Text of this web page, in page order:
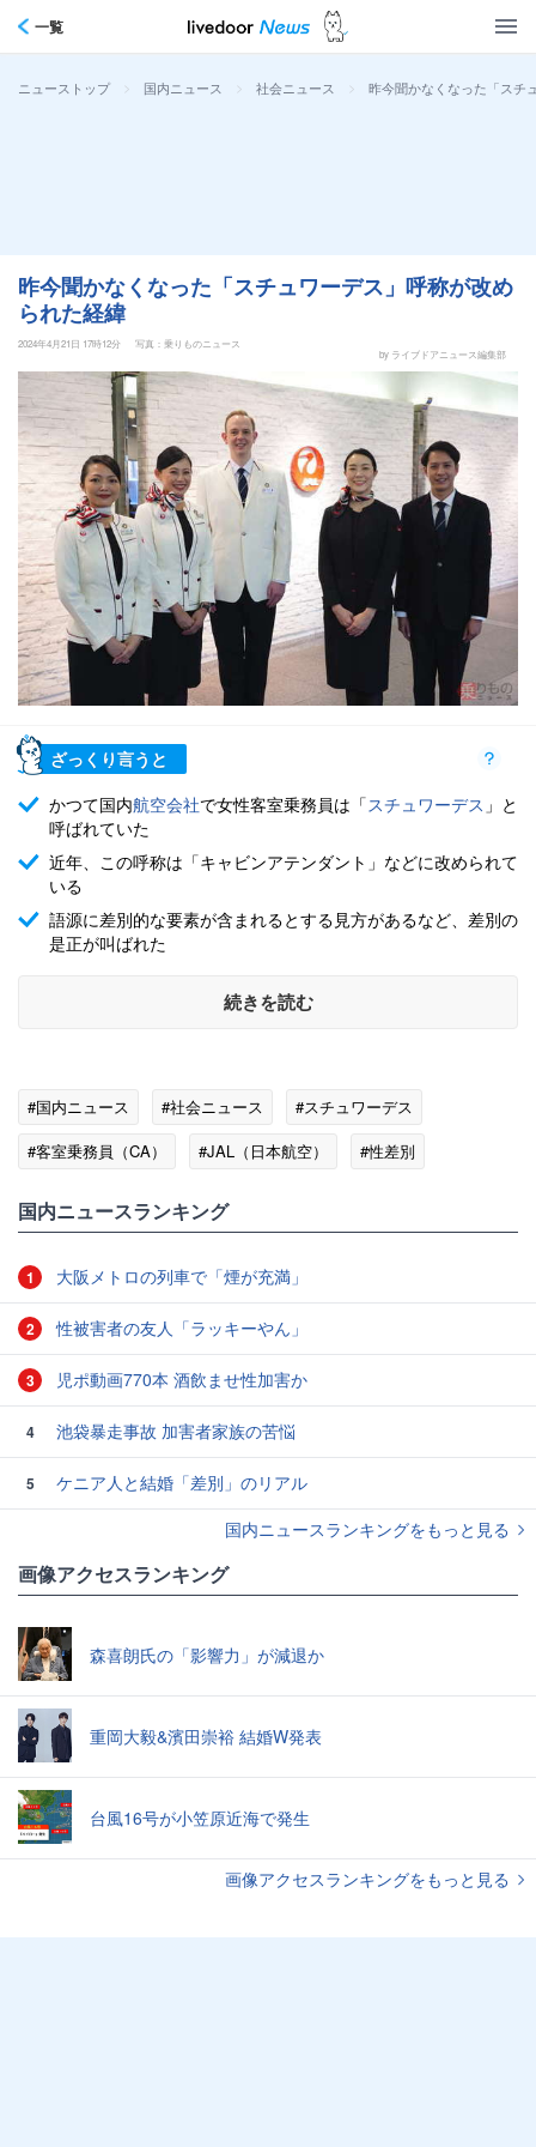
一覧
ニューストップ > 国内ニュース > 社会ニュース > 昨今聞かなくなった「スチ
昨今聞かなくなった「スチュワーデス」呼称が改め
られた経緯
2024年4月21日 17時12分
写真：乗りものニュース
by ライブドアニュース編集部
ざっくり言うと
かつて国内航空会社で女性客室乗務員は「スチュワーデス 」と
呼ばれていた
近年、この呼称は「キャビンアテンダント」などに改められて
いる
語源に差別的な要素が含まれるとする見方があるなど、差別の
是正が叫ばれた
続きを読む
#国内ニュース #社会ニュース
#スチュワーデス
#客室乗務員（CA）
#JAL（日本航空）
#性差別
国内ニュースランキング
1 大阪メトロの列車で「煙が充満」
2 性被害者の友人「ラッキーやん」
3 児ポ動画770本 酒飲ませ性加害か
4 池袋暴走事故 加害者家族の苦悩
5
ケニア人と結婚「差別」のリアル
国内ニュースランキングをもっと見る
画像アクセスランキング
森喜朗氏の「影響力」が減退か
重岡大毅&濱田崇裕 結婚W発表
台風16号が小笠原近海で発生
画像アクセスランキングをもっと見る